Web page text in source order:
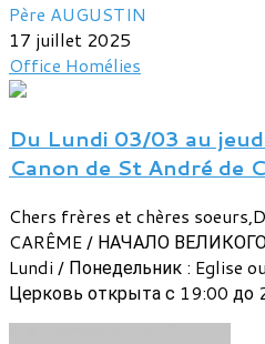
Père AUGUSTIN
17 juillet 2025
Office Homélies
Du Lundi 03/03 au
Canon de St André de
Chers frères et chères
CARÊME / НАЧАЛО
Lundi / Понедельник : Eglise
Церковь открыта с 19:00 до